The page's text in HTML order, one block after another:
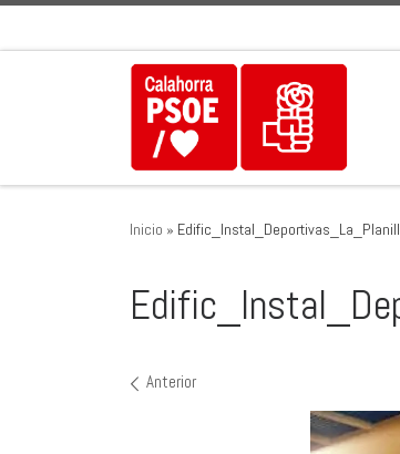
Inicio »
Navegación de
Anterior